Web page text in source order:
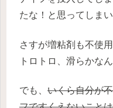
たな！と思ってしま
さすが増粘剤も不使
トロトロ、滑らかなん
でも、 いくら自分が